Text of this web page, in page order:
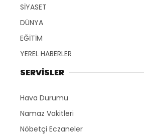
SİYASET
DÜNYA
EĞİTİM
YEREL HABERLER
SERVİSLER
Hava Durumu
Namaz Vakitleri
Nöbetçi Eczaneler